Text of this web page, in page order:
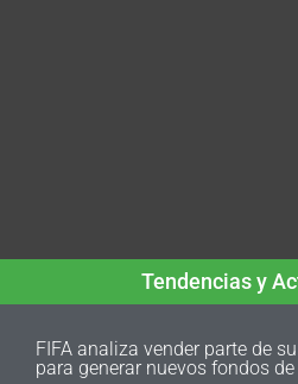
Tendencias y
FIFA analiza vender parte de
para generar nuevos fondos